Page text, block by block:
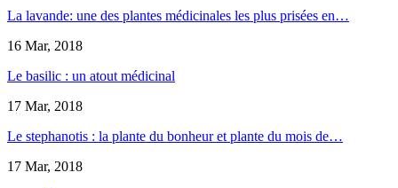
La lavande: une des plantes médicinales les plus prisées en…
16 Mar, 2018
Le basilic : un atout médicinal
17 Mar, 2018
Le stephanotis : la plante du bonheur et plante du mois de…
17 Mar, 2018